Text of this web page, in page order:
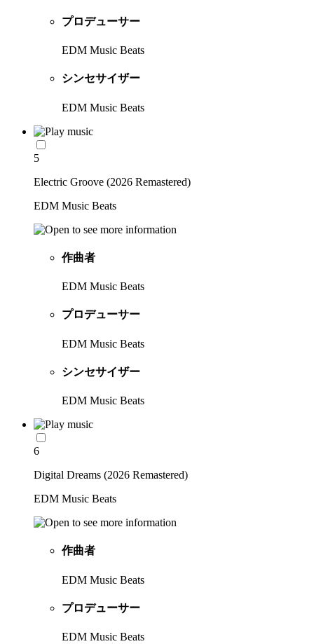
プロデューサー
EDM Music Beats
シンセサイザー
EDM Music Beats
5
Electric Groove (2026 Remastered)
EDM Music Beats
作曲者
EDM Music Beats
プロデューサー
EDM Music Beats
シンセサイザー
EDM Music Beats
6
Digital Dreams (2026 Remastered)
EDM Music Beats
作曲者
EDM Music Beats
プロデューサー
EDM Music Beats